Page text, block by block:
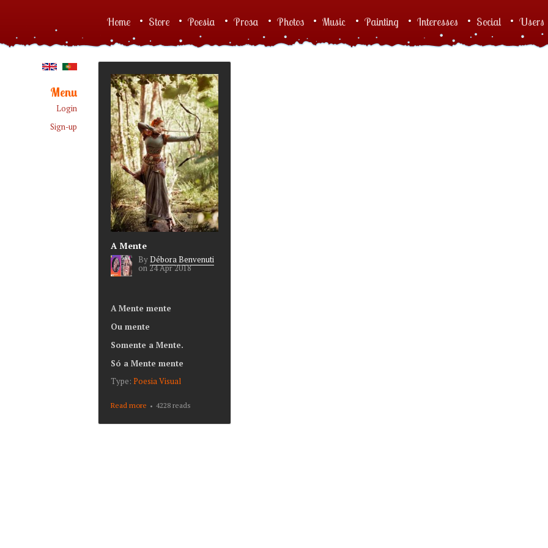
Main menu
Home Store Poesia Prosa Photos Music Painting Interesses Social Users
Menu
Login
Sign-up
A Mente
ByDébora Benvenuti
on 24 Apr 2018
A Mente mente
Ou mente
Somente a Mente.
Só a Mente mente
Type: Poesia Visual
Read more about A Mente
4228 reads